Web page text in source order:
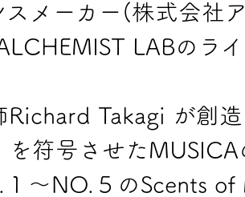
スメーカー(株式会社
LABのラ
Richard Takagi が創
を符号させた
１～NO.５のScents